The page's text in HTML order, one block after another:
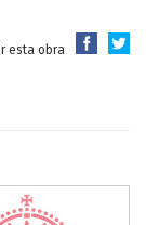
esta obra